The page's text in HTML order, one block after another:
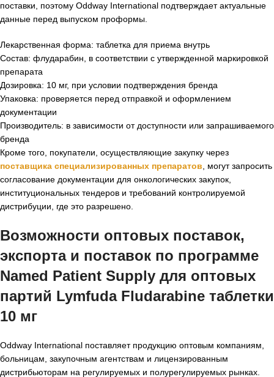
поставки, поэтому Oddway International подтверждает актуальные
данные перед выпуском проформы.
Лекарственная форма: таблетка для приема внутрь
Состав: флударабин, в соответствии с утвержденной маркировкой
препарата
Дозировка: 10 мг, при условии подтверждения бренда
Упаковка: проверяется перед отправкой и оформлением
документации
Производитель: в зависимости от доступности или запрашиваемого
бренда
Кроме того, покупатели, осуществляющие закупку через
поставщика специализированных препаратов, могут запросить
согласование документации для онкологических закупок,
институциональных тендеров и требований контролируемой
дистрибуции, где это разрешено.
Возможности оптовых поставок,
экспорта и поставок по программе
Named Patient Supply для оптовых
партий Lymfuda Fludarabine таблетки
10 мг
Oddway International поставляет продукцию оптовым компаниям,
больницам, закупочным агентствам и лицензированным
дистрибьюторам на регулируемых и полурегулируемых рынках.